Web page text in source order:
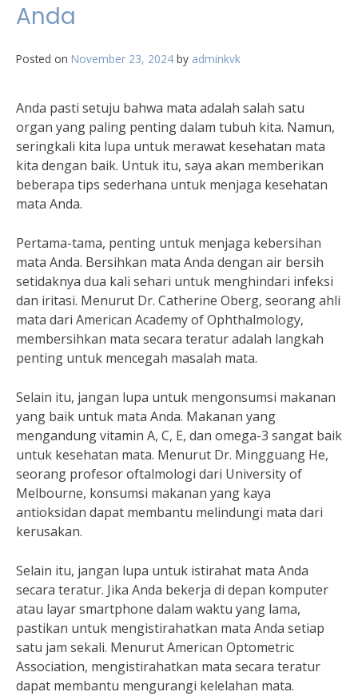
Anda
Posted on November 23, 2024 by adminkvk
Anda pasti setuju bahwa mata adalah salah satu
organ yang paling penting dalam tubuh kita. Namun,
seringkali kita lupa untuk merawat kesehatan mata
kita dengan baik. Untuk itu, saya akan memberikan
beberapa tips sederhana untuk menjaga kesehatan
mata Anda.
Pertama-tama, penting untuk menjaga kebersihan
mata Anda. Bersihkan mata Anda dengan air bersih
setidaknya dua kali sehari untuk menghindari infeksi
dan iritasi. Menurut Dr. Catherine Oberg, seorang ahli
mata dari American Academy of Ophthalmology,
membersihkan mata secara teratur adalah langkah
penting untuk mencegah masalah mata.
Selain itu, jangan lupa untuk mengonsumsi makanan
yang baik untuk mata Anda. Makanan yang
mengandung vitamin A, C, E, dan omega-3 sangat baik
untuk kesehatan mata. Menurut Dr. Mingguang He,
seorang profesor oftalmologi dari University of
Melbourne, konsumsi makanan yang kaya
antioksidan dapat membantu melindungi mata dari
kerusakan.
Selain itu, jangan lupa untuk istirahat mata Anda
secara teratur. Jika Anda bekerja di depan komputer
atau layar smartphone dalam waktu yang lama,
pastikan untuk mengistirahatkan mata Anda setiap
satu jam sekali. Menurut American Optometric
Association, mengistirahatkan mata secara teratur
dapat membantu mengurangi kelelahan mata.